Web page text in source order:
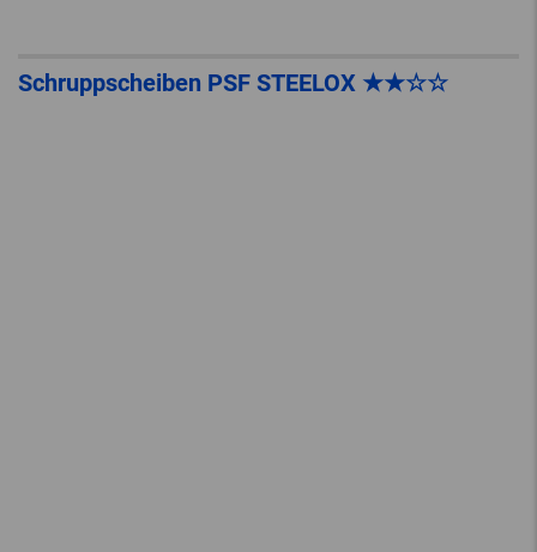
Schruppscheiben PSF STEELOX ★★☆☆